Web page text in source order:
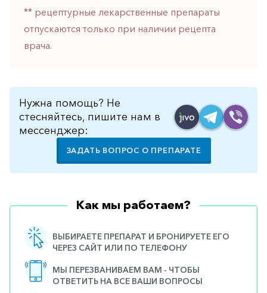
** рецептурные лекарственные препараты
отпускаются только при наличии рецепта
врача.
Нужна помощь? Не
стесняйтесь, пишите нам в
мессенджер:
ЗАДАТЬ ВОПРОС О ПРЕПАРАТЕ
Как мы работаем?
ВЫБИРАЕТЕ ПРЕПАРАТ И БРОНИРУЕТЕ ЕГО
ЧЕРЕЗ САЙТ ИЛИ ПО ТЕЛЕФОНУ
МЫ ПЕРЕЗВАНИВАЕМ ВАМ - ЧТОБЫ
ОТВЕТИТЬ НА ВСЕ ВАШИ ВОПРОСЫ